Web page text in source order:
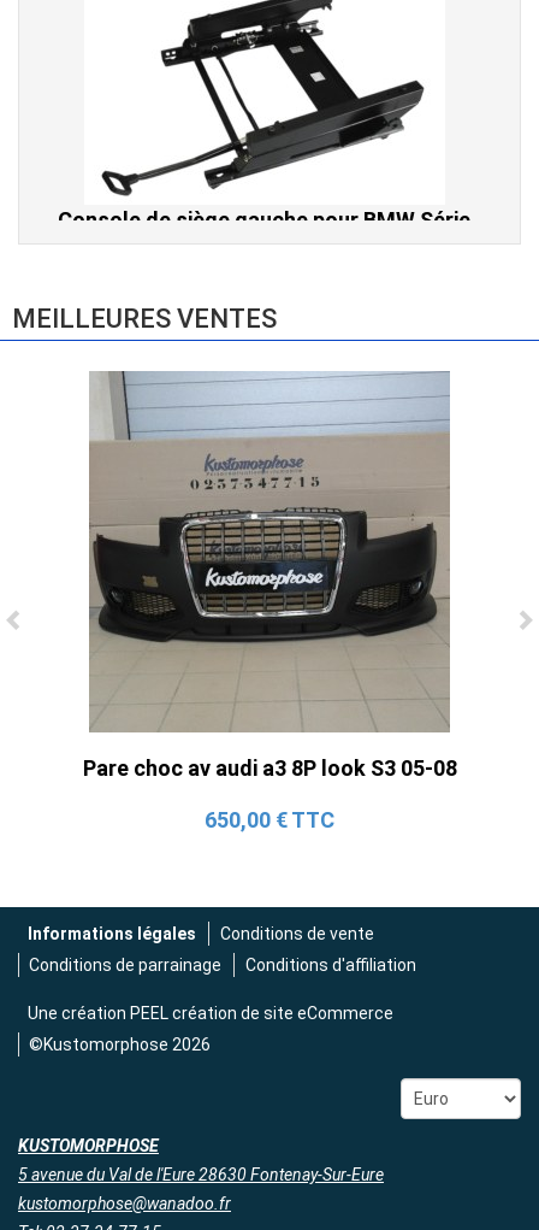
Ligne Cat-Back Active 4 Sorties avec
Tube en H pour Ford Mustang GT & V6
Console de siège gauche pour BMW Série
3 E46 (hors Cabriolet et CSL) et BMW X3
E83 (2004-2010)
MEILLEURES VENTES
Pare choc av audi a3 8P look S3 05-08
650,00 € TTC
Informations légales
Conditions de vente
Conditions de parrainage
Conditions d'affiliation
Une création PEEL création de site eCommerce
©Kustomorphose 2026
KUSTOMORPHOSE
5 avenue du Val de l'Eure 28630 Fontenay-Sur-Eure
kustomorphose@wanadoo.fr